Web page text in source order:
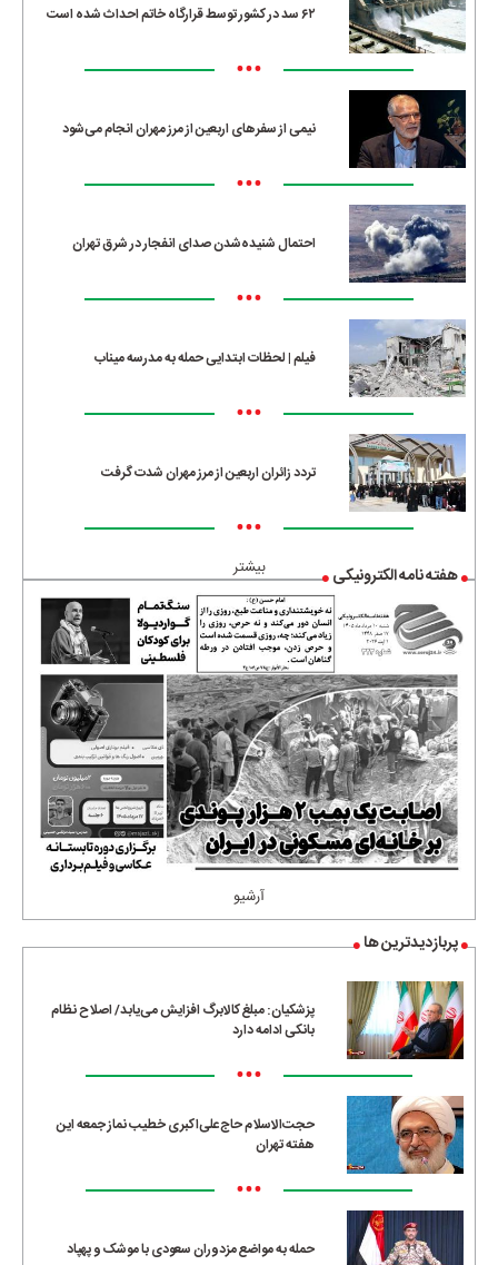
۶۲ سد در کشور توسط قرارگاه خاتم احداث شده است
•••
نیمی از سفرهای اربعین از مرز مهران انجام می‌شود
•••
احتمال شنیده‌شدن صدای انفجار در شرق تهران
•••
فیلم | لحظات ابتدایی حمله به مدرسه میناب
•••
تردد زائران اربعین از مرز مهران شدت گرفت
•••
بیشتر هفته نامه الکترونیکی
آرشیو
پربازدیدترین ها
پزشکیان: مبلغ کالابرگ افزایش می‌یابد/ اصلاح نظام
بانکی ادامه دارد
•••
حجت‌الاسلام حاج‌علی‌اکبری خطیب نماز جمعه این
هفته تهران
•••
حمله به مواضع مزدوران سعودی با موشک و پهپاد